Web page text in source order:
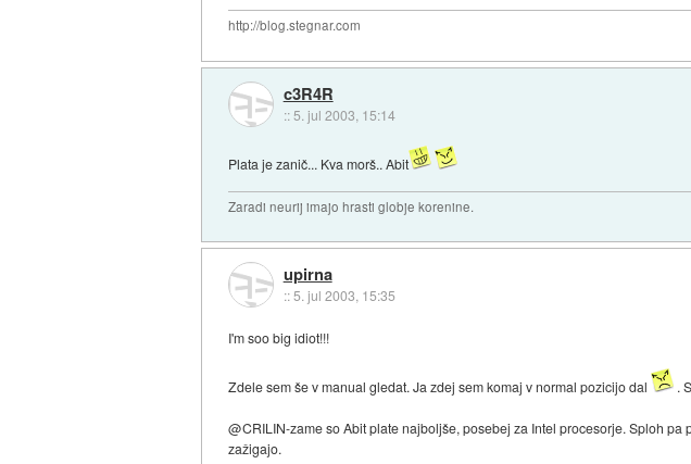
http://blog.stegnar.com
c3R4R
:: 5. jul 2003, 15:14
Plata je zanič... Kva morš.. Abit
Zaradi neurij imajo hrasti globje korenine.
upirna
::5. jul 2003, 15:35
I'm soo big idiot!!!
Zdele sem še v manual gledat. Ja zdej sem komaj v normal pozicijo dal .
@CRILIN-zame so Abit plate najboljše, posebej za Intel procesorje. Sploh
zažigajo.